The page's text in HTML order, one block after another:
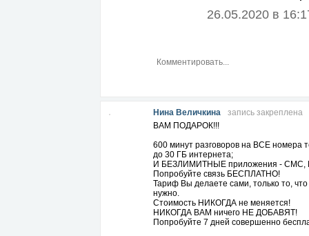
26.05.2020 в
Нина Величкина
запись закреплена
ВАМ ПОДАРОК!!!
600 минут разговоров на ВСЕ номера
до 30 ГБ интернета;
И БЕЗЛИМИТНЫЕ приложения - СМС,
Попробуйте связь БЕСПЛАТНО!
Тариф Вы делаете сами, только то,
нужно.
Стоимость НИКОГДА не меняется!
НИКОГДА ВАМ ничего НЕ ДОБАВЯТ!
Попробуйте 7 дней совершенно